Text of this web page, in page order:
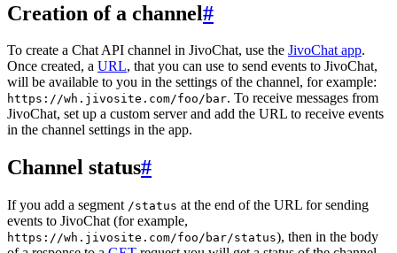
Creation of a channel#
To create a Chat API channel in JivoChat, use the JivoChat app.
Once created, a URL, that you can use to send events to JivoChat,
will be available to you in the settings of the channel, for example:
https://wh.jivosite.com/foo/bar. To receive messages from
JivoChat, set up a custom server and add the URL to receive events
in the channel settings in the app.
Channel status#
If you add a segment /status at the end of the URL for sending
events to JivoChat (for example,
https://wh.jivosite.com/foo/bar/status), then in the body